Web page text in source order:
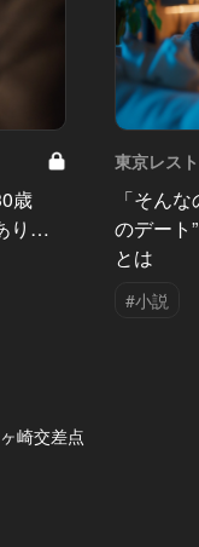
歳
り…
東京レス
「そん
のデート
とは
#小説
崎交差点